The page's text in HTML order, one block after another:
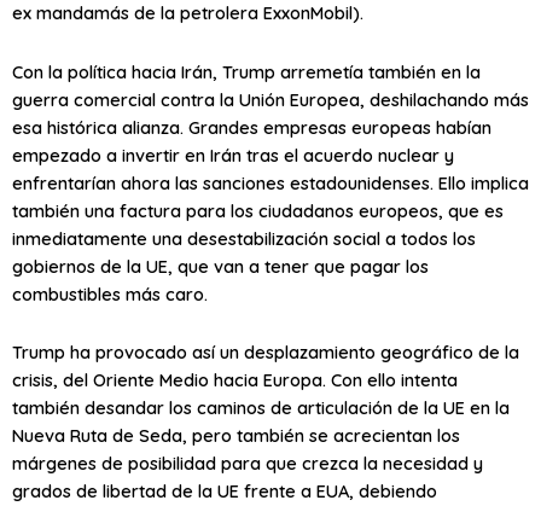
ex mandamás de la petrolera ExxonMobil).
Con la política hacia Irán, Trump arremetía también en la
guerra comercial contra la Unión Europea, deshilachando más
esa histórica alianza. Grandes empresas europeas habían
empezado a invertir en Irán tras el acuerdo nuclear y
enfrentarían ahora las sanciones estadounidenses. Ello implica
también una factura para los ciudadanos europeos, que es
inmediatamente una desestabilización social a todos los
gobiernos de la UE, que van a tener que pagar los
combustibles más caro.
Trump ha provocado así un desplazamiento geográfico de la
crisis, del Oriente Medio hacia Europa. Con ello intenta
también desandar los caminos de articulación de la UE en la
Nueva Ruta de Seda, pero también se acrecientan los
márgenes de posibilidad para que crezca la necesidad y
grados de libertad de la UE frente a EUA, debiendo